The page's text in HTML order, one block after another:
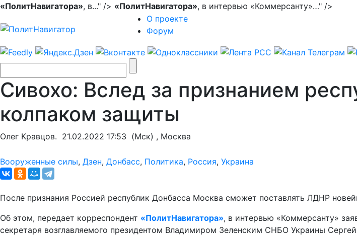
«ПолитНавигатора», в..." /> «ПолитНавигатора», в интервью «Коммерсанту»…" />
О проекте
Форум
Сивохо: Вслед за признанием
колпаком защиты
Олег Кравцов. 21.02.2022 17:53 (Мск) , Москва
Вооруженные силы, Дзен, Донбасс, Политика, Россия, Украина
После признания Россией республик Донбасса Москва сможет поставлять ЛДНР
Об этом, передает корреспондент «ПолитНавигатора», в интервью «Коммерсанту»
секретаря возглавляемого президентом Владимиром Зеленским СНБО Украины